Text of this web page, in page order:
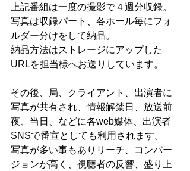
上記番組は一度の撮影で４週分収録。
写真は収録パート、各ホール毎にフォ
ルダー分けをして納品。
納品方法はストレージにアップした
URLを担当様へお送りしています。
その後、局、クライアント、出演者に
写真が共有され、情報解禁日、放送前
夜、当日、などに各web媒体、出演者
SNSで番宣としても利用されます。
写真が多い事もありリーチ、コンバー
ジョンが高く、視聴者の反響、盛り上